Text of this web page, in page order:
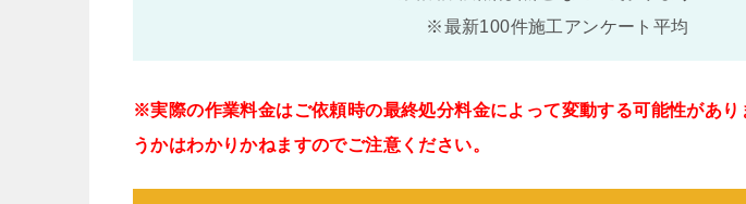
※最新100件施工アンケート平均
※実際の作業料金はご依頼時の最終処分料金によって変動する可能性があ
うかはわかりかねますのでご注意ください。